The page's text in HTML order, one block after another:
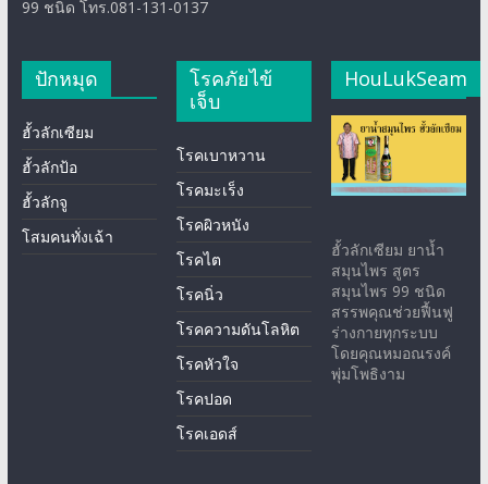
99 ชนิด โทร.081-131-0137
ปักหมุด
ฮั้วลักเซียม
ฮั้วลักป้อ
ฮั้วลักจู
โสมคนทั่งเฉ้า
โรคภัยไข้
เจ็บ
โรคเบาหวาน
โรคมะเร็ง
โรคผิวหนัง
โรคไต
โรคนิ่ว
โรคความดันโลหิต
โรคหัวใจ
โรคปอด
โรคเอดส์
HouLukSeam
ฮั้วลักเซียม ยาน้ำ
สมุนไพร สูตร
สมุนไพร 99 ชนิด
สรรพคุณช่วยฟื้นฟู
ร่างกายทุกระบบ
โดยคุณหมอณรงค์
พุ่มโพธิงาม